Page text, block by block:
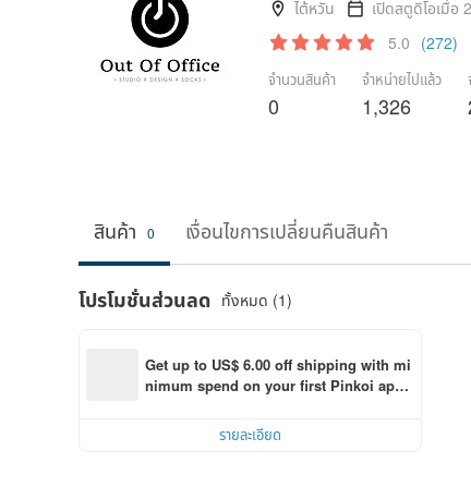
ไต้หวัน
เปิดสตูดิโอเมื่อ
5.0 (272)
จำนวนสินค้า
0
จำหน่ายไปแล้ว
1,326
สินค้า 0 เงื่อนไขการเปลี่ยนคืนสินค้า
โปรโมชั่นส่วนลด ทั้งหมด (1)
Get up to US$ 6.00 off shipping with mi
nimum spend on your first Pinkoi app
รายละเอียด